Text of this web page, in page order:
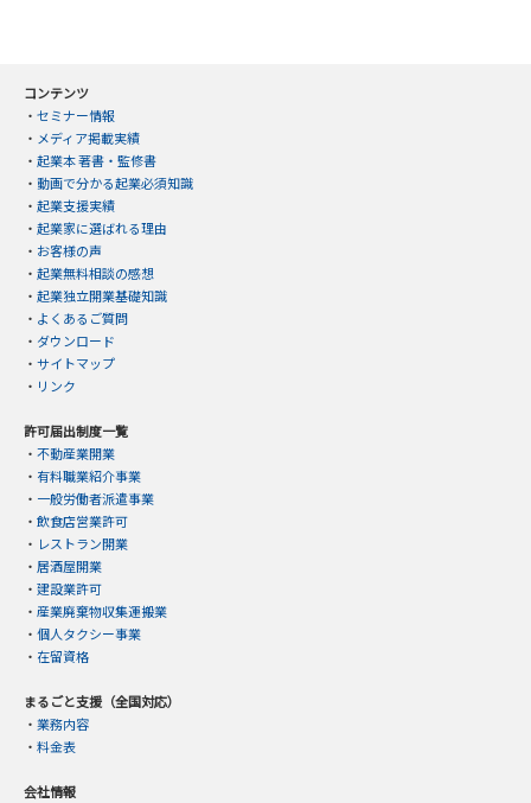
コンテンツ
・ セミナー情報
・ メディア掲載実績
・ 起業本 著書・監修書
・ 動画で分かる起業必須知識
・ 起業支援実績
・ 起業家に選ばれる理由
・ お客様の声
・ 起業無料相談の感想
・ 起業独立開業基礎知識
・ よくあるご質問
・ ダウンロード
・ サイトマップ
・ リンク
許可届出制度一覧
・ 不動産業開業
・ 有料職業紹介事業
・ 一般労働者派遣事業
・ 飲食店営業許可
・ レストラン開業
・ 居酒屋開業
・ 建設業許可
・ 産業廃棄物収集運搬業
・ 個人タクシー事業
・ 在留資格
まるごと支援（全国対応）
・ 業務内容
・ 料金表
会社情報